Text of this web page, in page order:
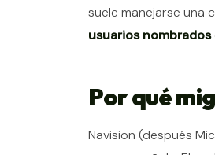
suele manejarse una
usuarios nombrados
Por qué
Navision (después